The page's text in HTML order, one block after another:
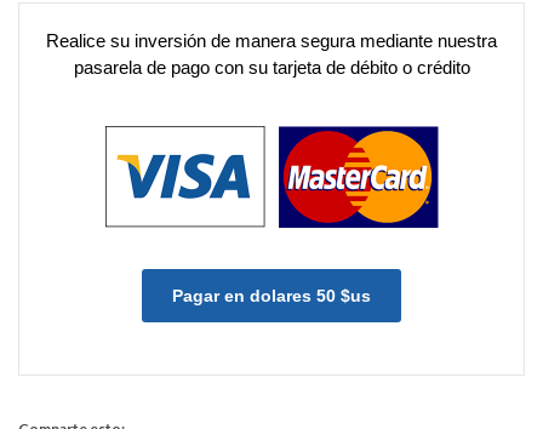
Realice su inversión de manera segura mediante nuestra
pasarela de pago con su tarjeta de débito o crédito
Pagar en dolares 50 $us